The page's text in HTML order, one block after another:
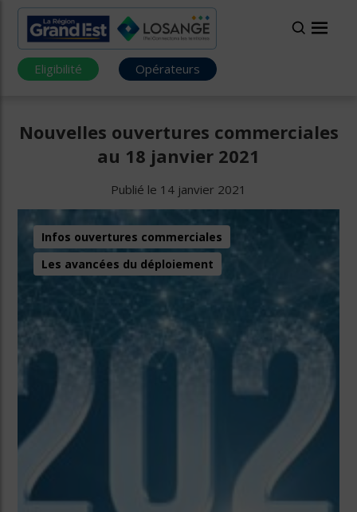
Eligibilité Opérateurs
Nouvelles ouvertures commerciales
au 18 janvier 2021
Publié le 14 janvier 2021
Infos ouvertures commerciales
Les avancées du déploiement